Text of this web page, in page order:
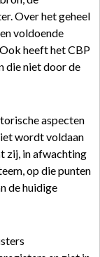
Over het geheel
voldoende
heeft het CBP
die niet door de
aspecten
wordt voldaan
zij, in afwachting
op die punten
de huidige